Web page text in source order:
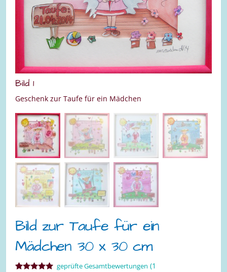
Bild 1
Geschenk zur Taufe für ein Mädchen
Bild zur Taufe für ein
Mädchen 30 x 30 cm
geprüfte Gesamtbewertungen (1